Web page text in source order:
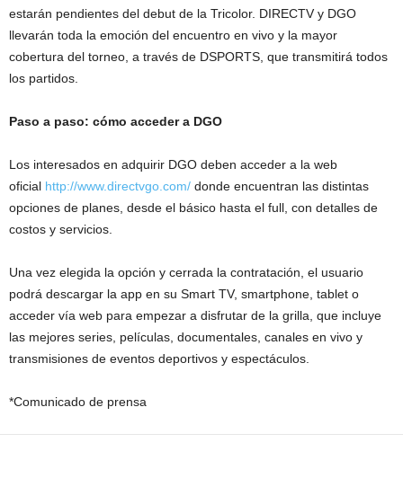
estarán pendientes del debut de la Tricolor. DIRECTV y DGO
llevarán toda la emoción del encuentro en vivo y la mayor
cobertura del torneo, a través de DSPORTS, que transmitirá todos
los partidos.
Paso a paso: cómo acceder a DGO
Los interesados en adquirir DGO deben acceder a la web
oficial http://www.directvgo.com/ donde encuentran las distintas
opciones de planes, desde el básico hasta el full, con detalles de
costos y servicios.
Una vez elegida la opción y cerrada la contratación, el usuario
podrá descargar la app en su Smart TV, smartphone, tablet o
acceder vía web para empezar a disfrutar de la grilla, que incluye
las mejores series, películas, documentales, canales en vivo y
transmisiones de eventos deportivos y espectáculos.
*Comunicado de prensa